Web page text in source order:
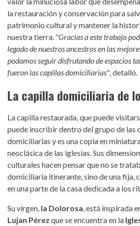
la restauración y conservación para
patrimonio cultural y mantener la
nuestra tierra. "Gracias a este trabajo
legado de nuestros ancestros en las
podamos seguir disfrutando de espacios
fueron las capillas domiciliarias", detalló.
La capilla domiciliaria de
La capilla restaurada, que puede
puede inscribir dentro del grupo de las
domiciliarias y es una copia en
neoclásica de las iglesias. Sus
culturales hacen pensar que no se
domiciliaria itinerante, sino de una fija,
en una parte de la casa dedicada a los
Su virgen, la Dolorosa, está inspirada
Lujan Pérez que se encuentra en la